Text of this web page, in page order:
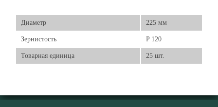
Диаметр 225 мм
Зернистость P 120
Товарная единица 25 шт.